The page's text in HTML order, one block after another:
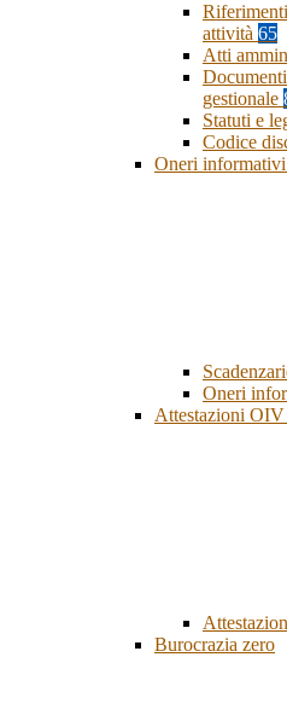
attività 65
Atti
gestionale
Statuti e
Codice
Oneri
Oneri
Attestazioni OIV
Burocrazia zero